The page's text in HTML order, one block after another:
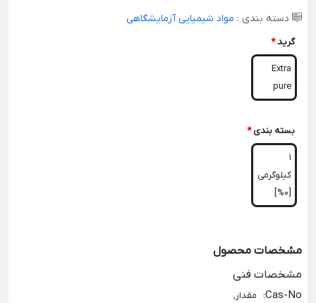
دسته بندی : مواد شیمیایی آزمایشگاهی
گرید*
Extra
pure
بسته بندی *
1
کیلوگرمی
مشخصات محصول
مشخصات فنی
Cas-No
: مقدار,